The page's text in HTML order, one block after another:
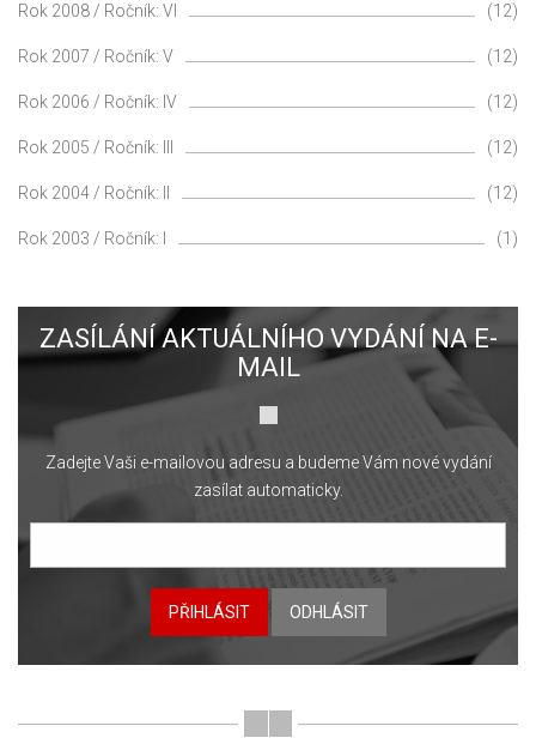
Rok 2008 / Ročník: VI (12)
Rok 2007 / Ročník: V (12)
Rok 2006 / Ročník: IV (12)
Rok 2005 / Ročník: III (12)
Rok 2004 / Ročník: II (12)
Rok 2003 / Ročník: I (1)
ZASÍLÁNÍ AKTUÁLNÍHO VYDÁNÍ NA E-
MAIL
Zadejte Vaši e-mailovou adresu a budeme Vám nové vydání
zasílat automaticky.
PŘIHLÁSIT ODHLÁSIT